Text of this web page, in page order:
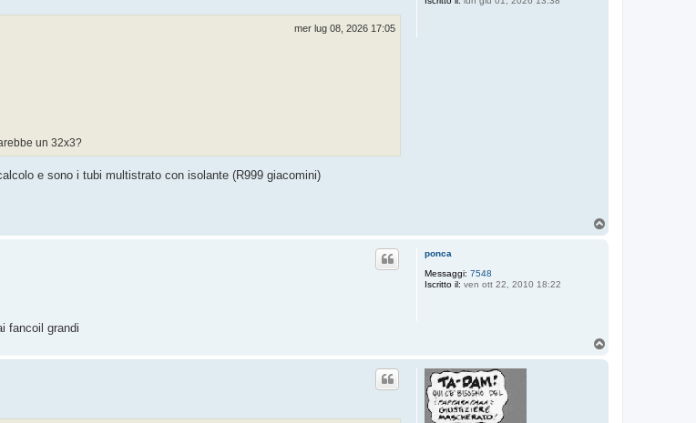
mer lug 08, 2026 17:05
un 32x3?
e sono i tubi multistrato con isolante (R999 giacomini)
ponca
Messaggi: 7548
Iscritto il: ven ott 22, 2010 18:22
fancoil grandi